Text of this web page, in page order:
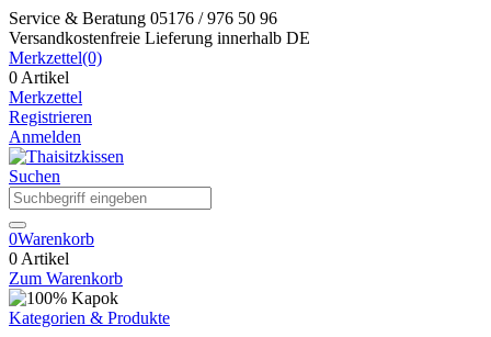
Service & Beratung 05176 / 976 50 96
Versandkostenfreie Lieferung innerhalb DE
Merkzettel(0)
0 Artikel
Merkzettel
Registrieren
Anmelden
Suchen
0Warenkorb
0 Artikel
Zum Warenkorb
Kategorien & Produkte